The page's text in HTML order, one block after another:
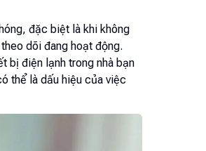
đặc biệt là khi không
dõi đang hoạt động.
bị điện lạnh trong nhà bạn
thể là dấu hiệu của việc